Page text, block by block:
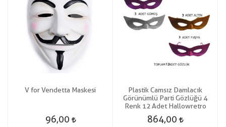
V for Vendetta Maskesi
96,00
Plastik Camsız Damlacık
Görünümlü Parti Gözlüğü 4
Renk 12 Adet Hallowretro
864,00